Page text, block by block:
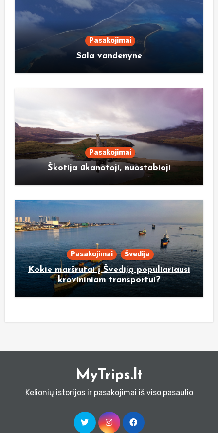
Pasakojimai
Sala vandenyne
Pasakojimai
Škotija ūkanotoji, nuostabioji
Pasakojimai Švedija
Kokie maršrutai į Švediją populiariausi
krovininiam transportui?
MyTrips.lt
Kelionių istorijos ir pasakojimai iš viso pasaulio